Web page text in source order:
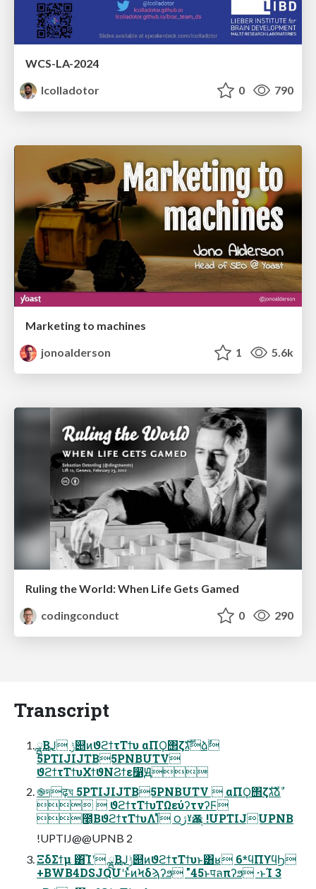
WCS-LA-2024
lcolladotor
0 790
Marketing to machines
jonoalderson
1 5.6k
Ruling the World: When Life Gets Gamed
codingconduct
0 290
Transcript
ྺ࢙͔ΒֶͿ ݱ୅ͷϑϩϯτΤϯυ αΠϘ΢ζגࣜձࣾ
5PTIJIJTB5PNBUTV
ϑϩϯτΤϯυΧϯϑΝϨϯε෱Ԭ
֎দढ़ঘ 5PTIJIJTB5PNBUTV  αΠϘ΢ζגࣜձࣾ
  ϑϩϯτΤϯυΤΩεύʔτνʔϜ
೥͔ΒϑϩϯτΤϯυΛ࢝Ίͨ ౦ژˠѪඤ !UPTIJUPNB
!UPTIJ@@UPNB 2
ΞδΣϯμ ͸͡Ίʹ ྺ࢙͔ΒֶͿݱ୅ͷϑϩϯτΤϯυͱ͸ʁ 6*ϥΠϒϥϦ
+BWB4DSJQUʹͱͬͯͷϞδϡʔϧ "45ͱपลπʔϧ ·ͱΊ 3